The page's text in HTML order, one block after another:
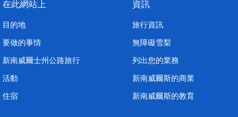
喳
喳
在此網站上
目的地
要做的事情
新南威爾士州公路旅行
活動
住宿
資訊
旅行資訊
無障礙雪梨
列出您的業務
新南威爾斯的商業
新南威爾斯的教育